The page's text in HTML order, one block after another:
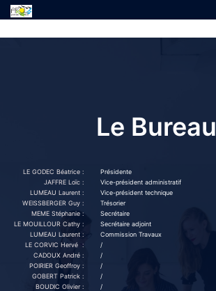
Le Bureau
LE GODEC Béatrice :
JAFFRE Loïc :
LUMEAU Laurent :
WEISSBERGER Guy :
MEME Stéphanie :
LE MOUILLOUR Cathy :
LUMEAU Laurent :
LE CORVIC Hervé :
CADOUX André :
POIRIER Geoffroy :
GOBERT Patrick :
BOUDIC Olivier :
Présidente
Vice-président administratif
Vice-président technique
Trésorier
Secrétaire
Secrétaire adjoint
Commission Travaux
/
/
/
/
/